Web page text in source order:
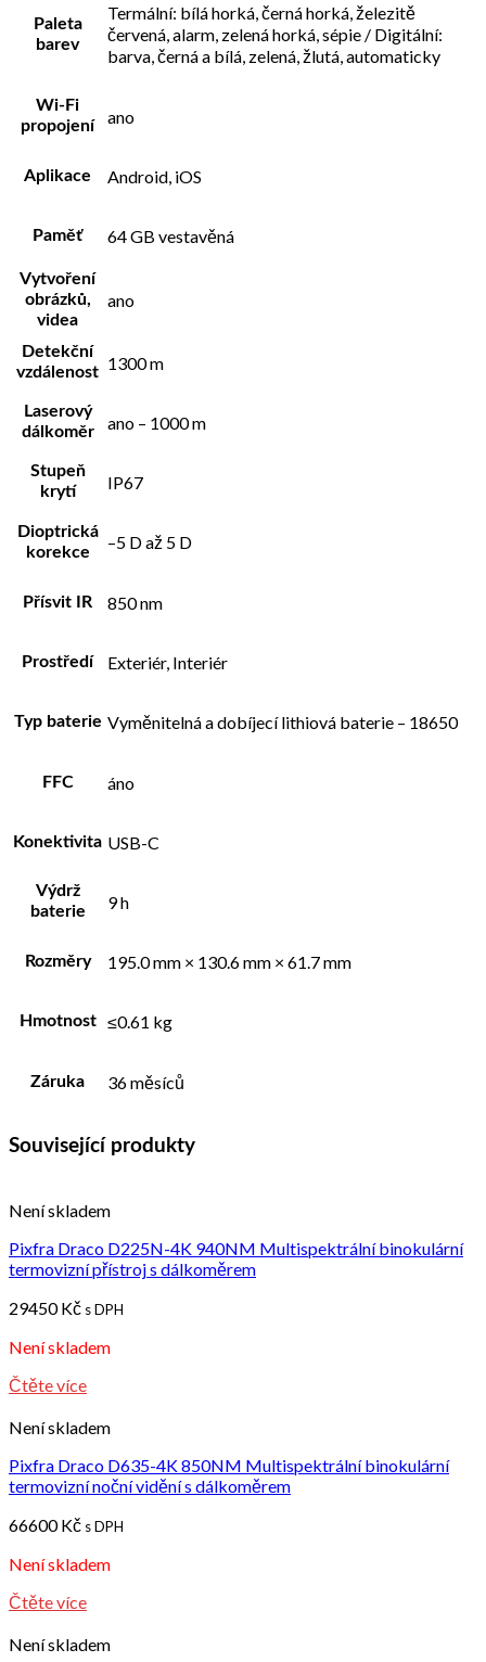
Paleta
barev
Termální: bílá horká, černá horká, železitě
červená, alarm, zelená horká, sépie / Digitální:
barva, černá a bílá, zelená, žlutá, automaticky
Wi-Fi
propojení
ano
Aplikace Android, iOS
Paměť 64 GB vestavěná
Vytvoření
obrázků,
videa
ano
Detekční
vzdálenost 1300 m
Laserový
dálkoměr
ano – 1000 m
Stupeň
krytí
IP67
Dioptrická
korekce
–5 D až 5 D
Přísvit IR 850 nm
Prostředí Exteriér, Interiér
Typ baterie Vyměnitelná a dobíjecí lithiová baterie – 18650
FFC áno
Konektivita USB-C
Výdrž
baterie
9 h
Rozměry 195.0 mm × 130.6 mm × 61.7 mm
Hmotnost ≤0.61 kg
Záruka 36 měsíců
Související produkty
Není skladem
Pixfra Draco D225N-4K 940NM Multispektrální binokulární
termovizní přístroj s dálkoměrem
29450Kč s DPH
Není skladem
Čtěte více
Není skladem
Pixfra Draco D635-4K 850NM Multispektrální binokulární
termovizní noční vidění s dálkoměrem
66600Kč s DPH
Není skladem
Čtěte více
Není skladem